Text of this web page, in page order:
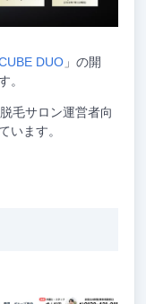
DUO」の開
。
毛サロン運営者向
います。